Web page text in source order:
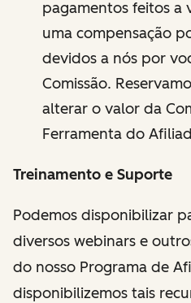
pagamentos feitos a
uma compensação
devidos a nós por
Comissão.
alterar o valor da
Ferramenta do
Treinamento e Suporte
Podemos disponibilizar
diversos webinars e
do nosso Programa de
disponibilizemos tais